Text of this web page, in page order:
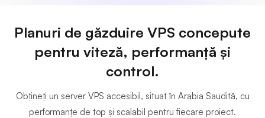
Planuri de găzduire VPS concepute
pentru viteză, performanță și
control.
Obțineți un server VPS accesibil, situat în Arabia Saudită, cu
performanțe de top și scalabil pentru fiecare proiect.